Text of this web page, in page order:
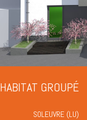
HABITAT GROUPÉ
SOLEUVRE (LU)